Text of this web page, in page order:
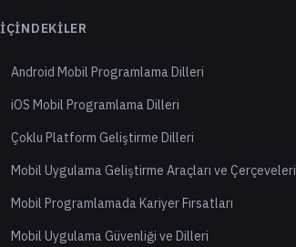
İÇINDEKILER
Android Mobil Programlama Dilleri
iOS Mobil Programlama Dilleri
Çoklu Platform Geliştirme Dilleri
Mobil Uygulama Geliştirme Araçları ve Çerçeveleri
Mobil Programlamada Kariyer Fırsatları
Mobil Uygulama Güvenliği ve Dilleri